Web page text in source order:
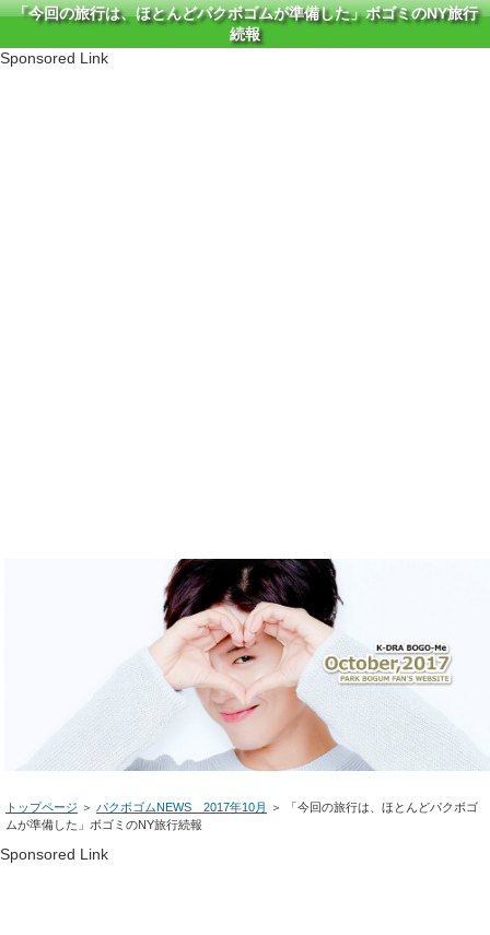
「今回の旅行は、ほとんどパクボゴムが準備した」ボゴミのNY旅行
続報
Sponsored Link
トップページ ＞ パクボゴムNEWS 2017年10月
＞ 「今回の旅行は、ほとんどパクボゴ
ムが準備した」ボゴミのNY旅行続報
Sponsored Link